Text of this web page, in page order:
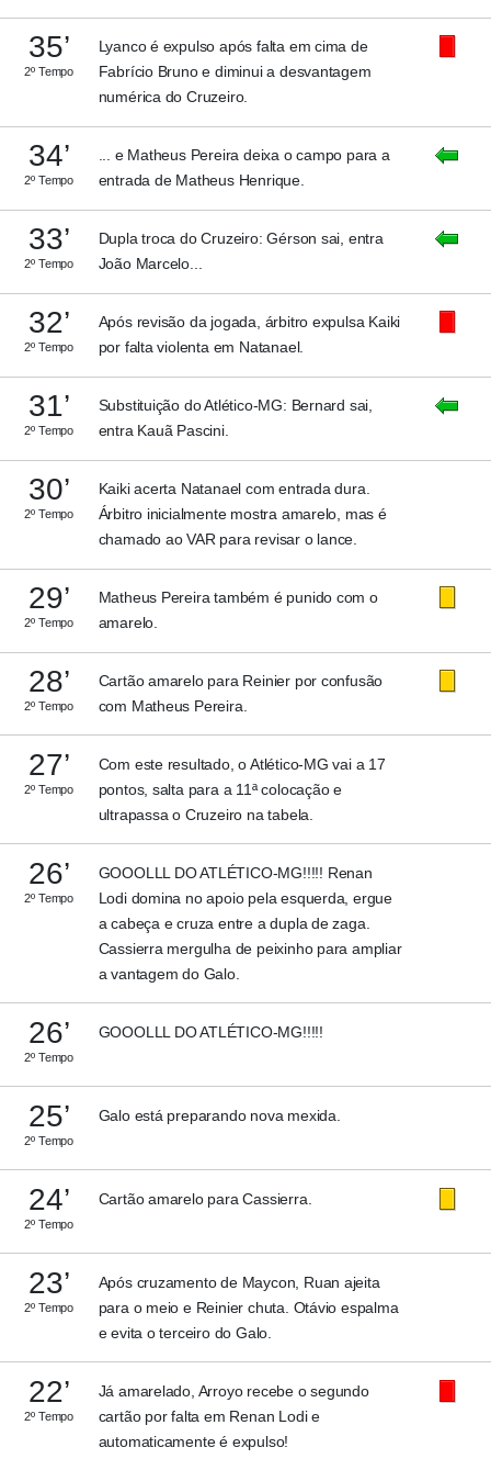
35’
2º Tempo
Lyanco é expulso após falta em cima de
Fabrício Bruno e diminui a desvantagem
numérica do Cruzeiro.
34’
2º Tempo
... e Matheus Pereira deixa o campo para a
entrada de Matheus Henrique.
33’
2º Tempo
Dupla troca do Cruzeiro: Gérson sai, entra
João Marcelo...
32’
2º Tempo
Após revisão da jogada, árbitro expulsa Kaiki
por falta violenta em Natanael.
31’
2º Tempo
Substituição do Atlético-MG: Bernard sai,
entra Kauã Pascini.
30’
2º Tempo
Kaiki acerta Natanael com entrada dura.
Árbitro inicialmente mostra amarelo, mas é
chamado ao VAR para revisar o lance.
29’
2º Tempo
Matheus Pereira também é punido com o
amarelo.
28’
2º Tempo
Cartão amarelo para Reinier por confusão
com Matheus Pereira.
27’
2º Tempo
Com este resultado, o Atlético-MG vai a 17
pontos, salta para a 11ª colocação e
ultrapassa o Cruzeiro na tabela.
26’
2º Tempo
GOOOLLL DO ATLÉTICO-MG!!!!! Renan
Lodi domina no apoio pela esquerda, ergue
a cabeça e cruza entre a dupla de zaga.
Cassierra mergulha de peixinho para ampliar
a vantagem do Galo.
26’
2º Tempo
GOOOLLL DO ATLÉTICO-MG!!!!!
25’
2º Tempo
Galo está preparando nova mexida.
24’
2º Tempo
Cartão amarelo para Cassierra.
23’
2º Tempo
Após cruzamento de Maycon, Ruan ajeita
para o meio e Reinier chuta. Otávio espalma
e evita o terceiro do Galo.
22’
2º Tempo
Já amarelado, Arroyo recebe o segundo
cartão por falta em Renan Lodi e
automaticamente é expulso!